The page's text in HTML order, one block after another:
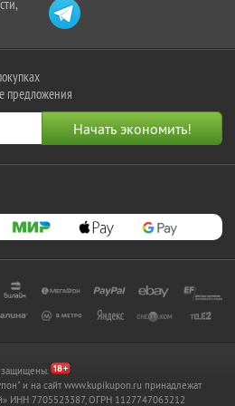
предложения
защищены.
и на сайт www.kupikupon.ru принадлежат
ИНН 7705523387, ОГРН 1127747063212